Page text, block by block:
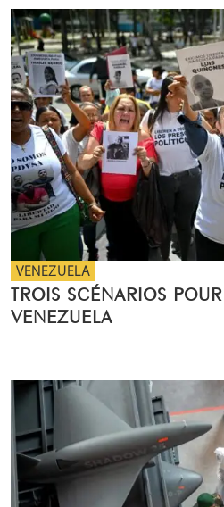
VENEZUELA
TROIS SCÉNARIOS POUR
VENEZUELA